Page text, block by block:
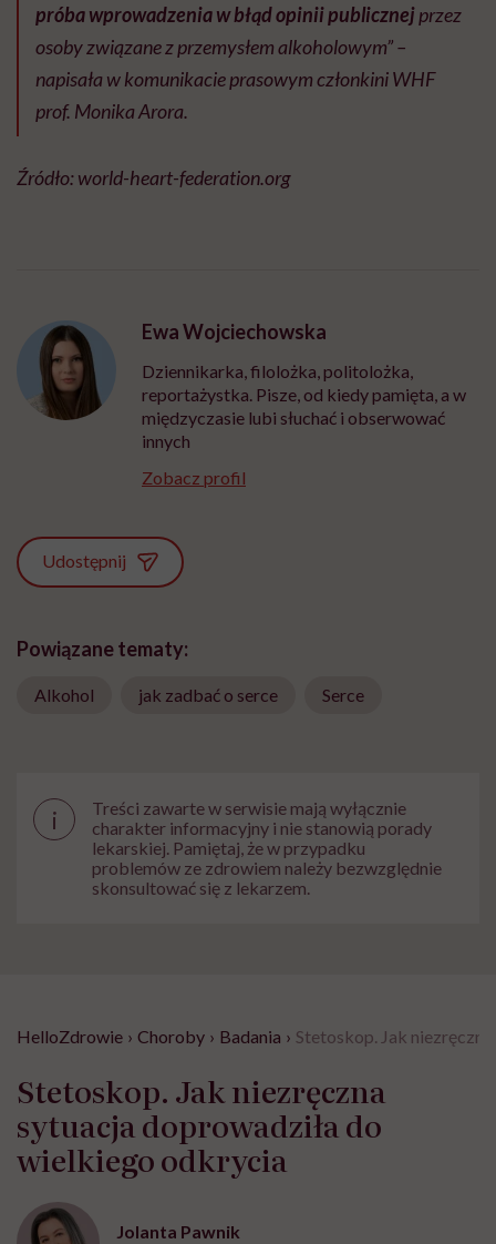
próba wprowadzenia w błąd opinii publicznejprzez
osoby związane z przemysłem alkoholowym” –
napisała w komunikacie prasowym członkini WHF
prof. Monika Arora.
Źródło: world-heart-federation.org
Ewa Wojciechowska
Dziennikarka, filolożka, politolożka,
reportażystka. Pisze, od kiedy pamięta, a w
międzyczasie lubi słuchać i obserwować
innych
Zobacz profil
Udostępnij
Powiązane tematy:
Alkohol jak zadbać o serce Serce
i
Treści zawarte w serwisie mają wyłącznie
charakter informacyjny i nie stanowią porady
lekarskiej. Pamiętaj, że w przypadku
problemów ze zdrowiem należy bezwzględnie
skonsultować się z lekarzem.
HelloZdrowie › Choroby › Badania › Stetoskop. Jak
Stetoskop. Jak niezręczna
sytuacja doprowadziła do
wielkiego odkrycia
Jolanta Pawnik